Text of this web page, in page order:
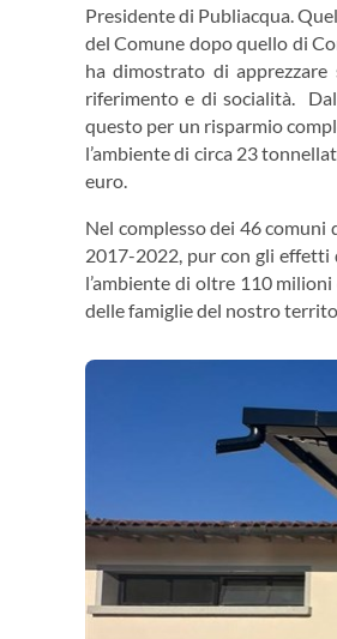
Presidente di Publiacqua.
del Comune dopo quello di
ha dimostrato di
riferimento e di socialità.
questo per un risparmio
l’ambiente di circa 23
euro.
Nel complesso dei 46
2017-2022, pur con gli effetti
l’ambiente di oltre 110
delle famiglie del nostro